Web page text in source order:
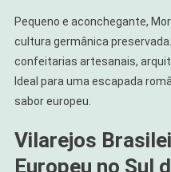
Pequeno e aconchegante,
cultura germânica
confeitarias artesanais,
Ideal para uma escapada
sabor europeu.
Vilarejos
Europeu no Sul